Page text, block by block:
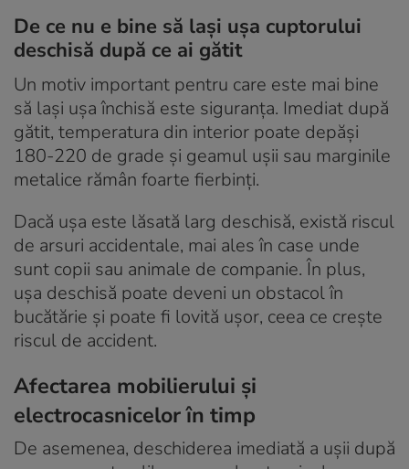
De ce nu e bine să lași ușa cuptorului
deschisă după ce ai gătit
Un motiv important pentru care este mai bine
să lași ușa închisă este siguranța. Imediat după
gătit, temperatura din interior poate depăși
180-220 de grade și geamul ușii sau marginile
metalice rămân foarte fierbinți.
Dacă ușa este lăsată larg deschisă, există riscul
de arsuri accidentale, mai ales în case unde
sunt copii sau animale de companie. În plus,
ușa deschisă poate deveni un obstacol în
bucătărie și poate fi lovită ușor, ceea ce crește
riscul de accident.
Afectarea mobilierului și
electrocasnicelor în timp
De asemenea, deschiderea imediată a ușii după